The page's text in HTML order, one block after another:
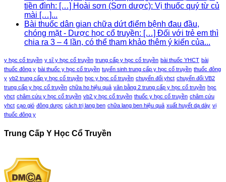
tiền đình: […] Hoài sơn (Sơn dược): Vị thuốc quý từ củ
mài […]...
Bài thuốc dân gian chữa dứt điểm bệnh đau đầu,
chóng mặt - Dược học cổ truyền: […] Đối với trẻ em thì
chia ra 3 – 4 lần, có thể tham khảo thêm ý kiến của...
y học cổ truyền y sĩ y học cổ truyền trung cấp y học cổ truyền bài thuốc YHCT bài
thuốc đông y bài thuốc y học cổ truyền tuyển sinh trung cấp y học cổ truyền thuốc đông
y vb2 trung cấp y học cổ truyền học y học cổ truyền chuyển đổi yhct chuyển đổi VB2
trung cấp y học cổ truyền chữa ho hiệu quả văn bằng 2 trung cấp y học cổ truyền học
yhct châm cứu y học cổ truyền vb2 y học cổ truyền thuốc y học cổ truyền châm cứu
yhct cạo gió đông dược cách trị lang ben chữa lang ben hiệu quả xuất huyết dạ dày vị
thuốc đông y
Trung Cấp Y Học Cổ Truyền